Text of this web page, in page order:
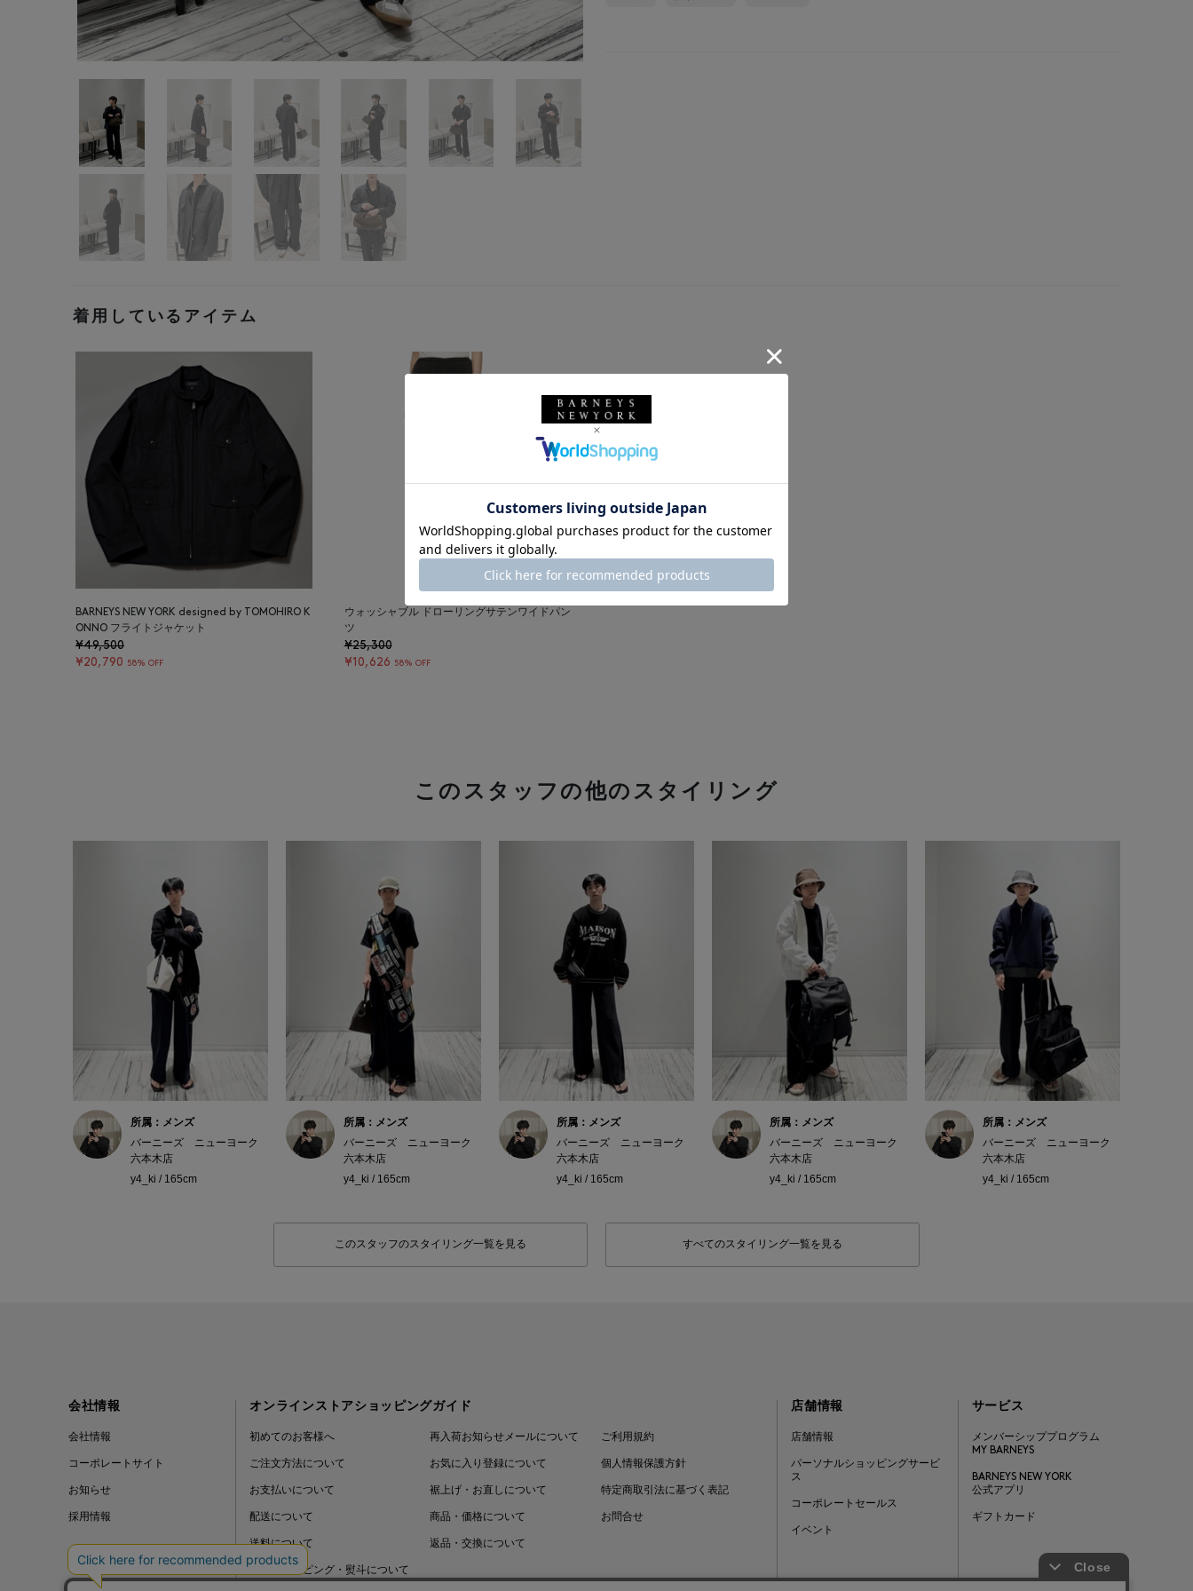
着用しているアイテム
BARNEYS NEW YORK designed by TOMOHIRO K
ONNO フライトジャケット
¥49,500
¥20,790 58% OFF
ウォッシャブル ドローリングサテンワイドパン
ツ
¥25,300
¥10,626 58% OFF
このスタッフの他のスタイリング
所属：メンズ
バーニーズ ニューヨーク
六本木店
y4_ki / 165cm
所属：メンズ
バーニーズ ニューヨーク
六本木店
y4_ki / 165cm
所属：メンズ
バーニーズ ニューヨーク
六本木店
y4_ki / 165cm
所属：メンズ
バーニーズ ニューヨーク
六本木店
y4_ki / 165cm
所属：メンズ
バーニーズ ニューヨーク
六本木店
y4_ki / 165cm
このスタッフのスタイリング一覧を見る すべてのスタイリング一覧を見る
会社情報
会社情報
コーポレートサイト
お知らせ
採用情報
オンラインストアショッピングガイド
初めてのお客様へ
ご注文方法について
お支払いについて
配送について
送料について
ギフトラッピング・熨斗について
再入荷お知らせメールについて
お気に入り登録について
裾上げ・お直しについて
商品・価格について
返品・交換について
ご利用規約
個人情報保護方針
特定商取引法に基づく表記
お問合せ
店舗情報
店舗情報
パーソナルショッピングサービ
ス
コーポレートセールス
イベント
サービス
メンバーシッププログラム
MY BARNEYS
BARNEYS NEW YORK
公式アプリ
ギフトカード